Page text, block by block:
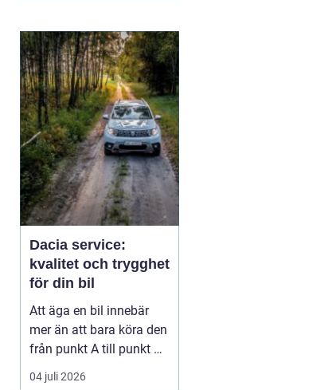
entusiastfordon. Många
svenska bilägare
uppskattar klassis...
Dacia service:
kvalitet och trygghet
för din bil
Att äga en bil innebär
mer än att bara köra den
från punkt A till punkt B.
Det handlar om
04 juli 2026